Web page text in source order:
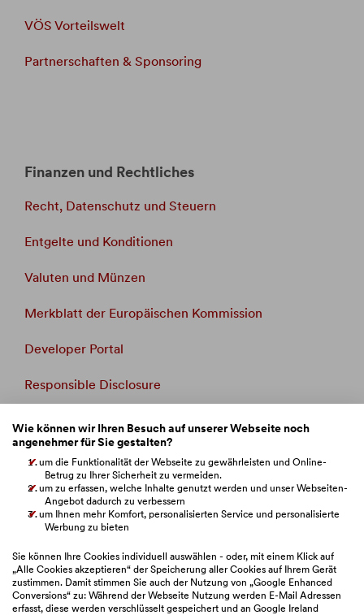
VÖS Vorteilswelt
Partnerschaften & Sponsoring
Finanzen und Rechtliches
Recht, Datenschutz und Steuern
Entgelte und Konditionen
Valuten und Münzen
Merkblatt der Europäischen Kommission
Developer Portal
Responsible Disclosure
Whistleblowing
Beschwerdemanagement
Verbandsklage
BAWAG Webseiten
Bitte auswählen
Wie können wir Ihren Besuch auf unserer Webseite noch
angenehmer für Sie gestalten?
um die Funktionalität der Webseite zu gewährleisten und Online-
Betrug zu Ihrer Sicherheit zu vermeiden.
um zu erfassen, welche Inhalte genutzt werden und unser Webseiten-
Angebot dadurch zu verbessern
um Ihnen mehr Komfort, personalisierten Service und personalisierte
Werbung zu bieten
Sie können Ihre Cookies individuell auswählen - oder, mit einem Klick auf
„Alle Cookies akzeptieren“ der Speicherung aller Cookies auf Ihrem Gerät
zustimmen. Damit stimmen Sie auch der Nutzung von „Google Enhanced
Conversions“ zu: Während der Webseite Nutzung werden E-Mail Adressen
erfasst, diese werden verschlüsselt gespeichert und an Google Ireland